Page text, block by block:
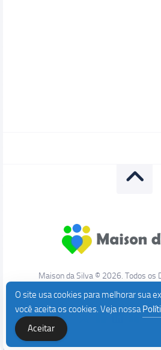
Maison da Silva © 2026. Todos os
O site usa cookies para melhorar sua
você aceita os cookies. Veja nossa
Aceitar